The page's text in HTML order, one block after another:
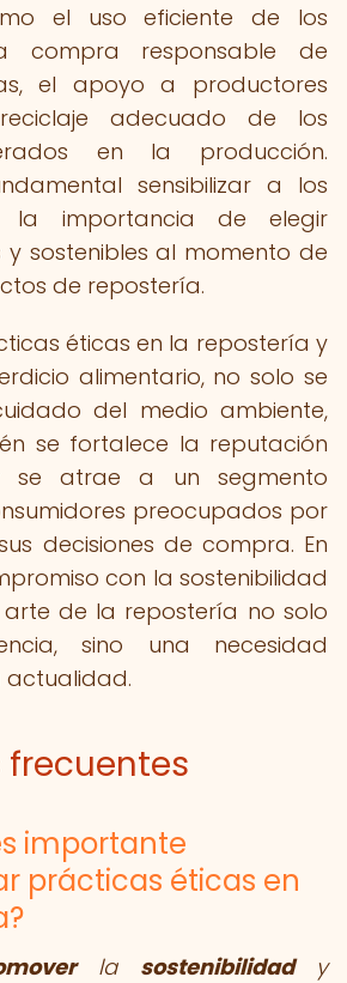
el uso eficiente de los
compra responsable de
el apoyo a productores
adecuado de los
en la producción.
sensibilizar a los
la importancia de elegir
y sostenibles al momento de
de repostería.
éticas en la repostería y
alimentario, no solo se
del medio ambiente,
se fortalece la reputación
se atrae a un segmento
preocupados por
decisiones de compra. En
con la sostenibilidad
de la repostería no solo
sino una necesidad
actualidad.
frecuentes
importante
prácticas éticas en
la sostenibilidady